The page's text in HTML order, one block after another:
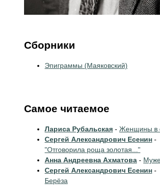
Сборники
Эпиграммы (Маяковский)
Самое читаемое
Лариса Рубальская - Женщины в
Сергей Александрович Есенин -
"Отговорила роща золотая..."
Анна Андреевна Ахматова -
Сергей Александрович Есенин -
Берёза